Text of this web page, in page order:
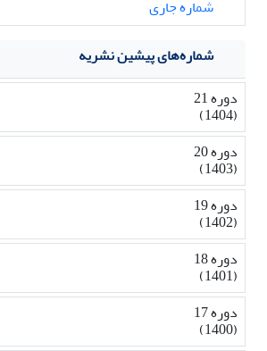
شماره جاری
شماره‌های پیشین نشریه
دوره 21
(1404)
دوره 20
(1403)
دوره 19
(1402)
دوره 18
(1401)
دوره 17
(1400)